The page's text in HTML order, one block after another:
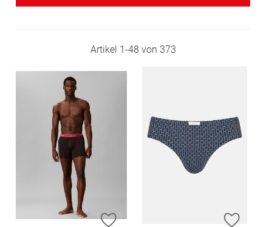
Artikel 1-48 von 373
ZUR WUNSCHLISTE HINZUFÜGEN
ZUR